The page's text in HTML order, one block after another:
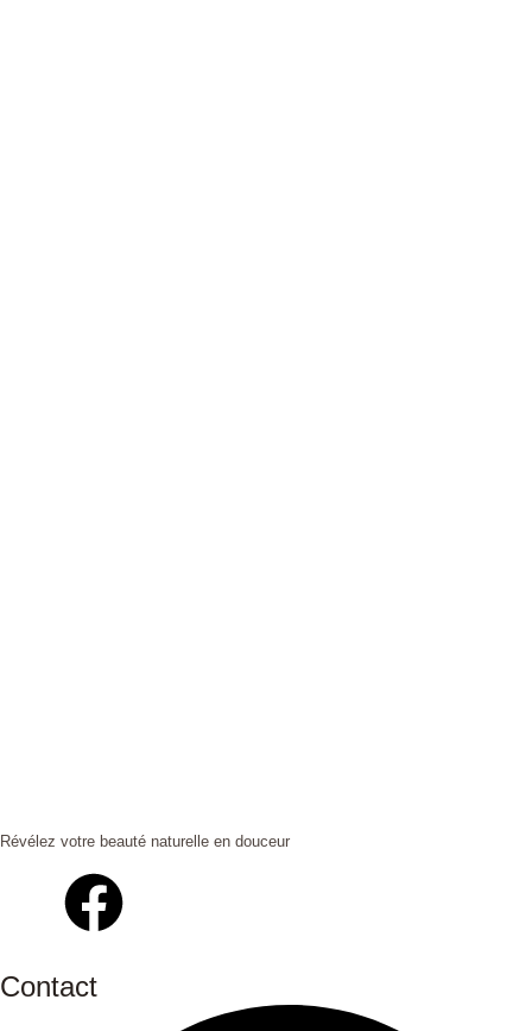
Révélez votre beauté naturelle en douceur
Contact